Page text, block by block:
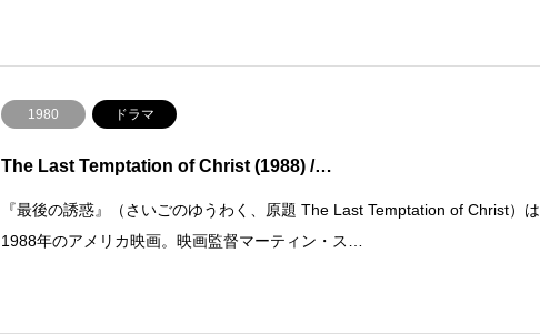
1980 ドラマ
The Last Temptation of Christ (1988) /…
『最後の誘惑』（さいごのゆうわく、原題 The Last Temptation of Christ）は
1988年のアメリカ映画。映画監督マーティン・ス…